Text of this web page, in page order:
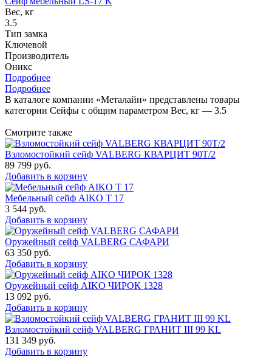
Вес, кг
3.5
Тип замка
Ключевой
Производитель
Оникс
Подробнее
Подробнее
В каталоге компании «Металайн» представлены товары
категории Сейфы с общим параметром Вес, кг — 3.5
Смотрите также
Взломостойкий сейф VALBERG КВАРЦИТ 90Т/2
89 799 руб.
Добавить в корзину
Мебельный сейф AIKO Т 17
3 544 руб.
Добавить в корзину
Оружейный сейф VALBERG САФАРИ
63 350 руб.
Добавить в корзину
Оружейный сейф AIKO ЧИРОК 1328
13 092 руб.
Добавить в корзину
Взломостойкий сейф VALBERG ГРАНИТ III 99 KL
131 349 руб.
Добавить в корзину